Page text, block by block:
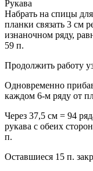
Рукава
Набрать на спицы
планки связать 3 см
изнаночном ряду,
59 п.
Продолжить работу
Одновременно
каждом 6-м ряду от
Через 37,5 см = 94
рукава с обеих
п.
Оставшиеся 15 п.